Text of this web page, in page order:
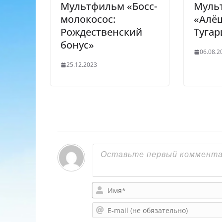
Мультфильм «Босс-
молокосос:
Рождественский
бонус»
25.12.2023